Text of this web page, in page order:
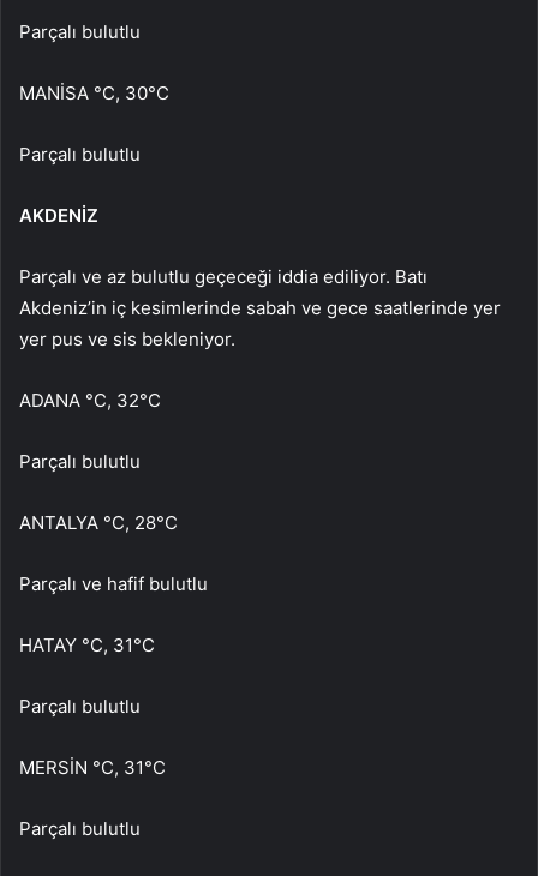
Parçalı bulutlu
MANİSA °C, 30°C
Parçalı bulutlu
AKDENİZ
Parçalı ve az bulutlu geçeceği iddia ediliyor. Batı
Akdeniz’in iç kesimlerinde sabah ve gece saatlerinde yer
yer pus ve sis bekleniyor.
ADANA °C, 32°C
Parçalı bulutlu
ANTALYA °C, 28°C
Parçalı ve hafif bulutlu
HATAY °C, 31°C
Parçalı bulutlu
MERSİN °C, 31°C
Parçalı bulutlu